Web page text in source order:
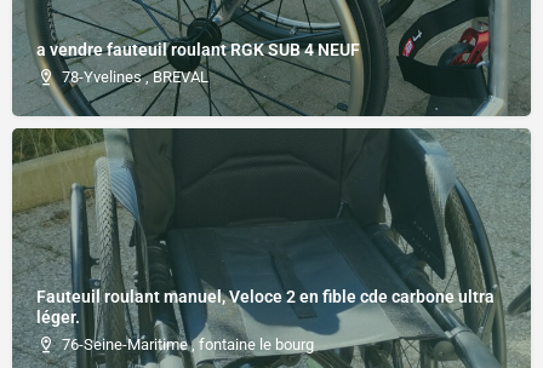
a vendre fauteuil roulant RGK SUB 4 NEUF
78-Yvelines , BREVAL
Fauteuil roulant manuel, Veloce 2 en fible cde carbone ultra
léger.
76-Seine-Maritime , fontaine le bourg